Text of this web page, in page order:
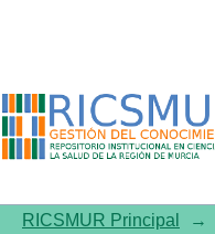
Listar
RICSMUR Principal →